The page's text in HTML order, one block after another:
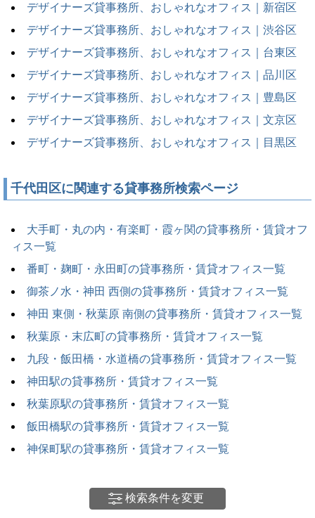
デザイナーズ貸事務所、おしゃれなオフィス｜新宿区
デザイナーズ貸事務所、おしゃれなオフィス｜渋谷区
デザイナーズ貸事務所、おしゃれなオフィス｜台東区
デザイナーズ貸事務所、おしゃれなオフィス｜品川区
デザイナーズ貸事務所、おしゃれなオフィス｜豊島区
デザイナーズ貸事務所、おしゃれなオフィス｜文京区
デザイナーズ貸事務所、おしゃれなオフィス｜目黒区
千代田区に関連する貸事務所検索ページ
大手町・丸の内・有楽町・霞ヶ関の貸事務所・賃貸オフ
ィス一覧
番町・麹町・永田町の貸事務所・賃貸オフィス一覧
御茶ノ水・神田 西側の貸事務所・賃貸オフィス一覧
神田 東側・秋葉原 南側の貸事務所・賃貸オフィス一覧
秋葉原・末広町の貸事務所・賃貸オフィス一覧
九段・飯田橋・水道橋の貸事務所・賃貸オフィス一覧
神田駅の貸事務所・賃貸オフィス一覧
秋葉原駅の貸事務所・賃貸オフィス一覧
飯田橋駅の貸事務所・賃貸オフィス一覧
神保町駅の貸事務所・賃貸オフィス一覧
検索条件を変更